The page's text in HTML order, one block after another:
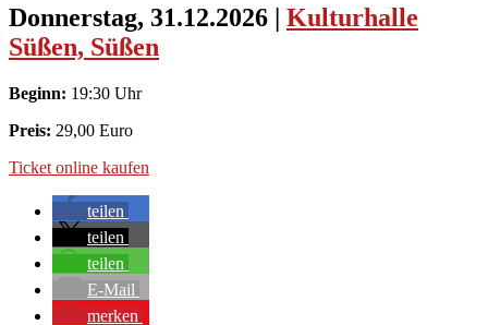
Donnerstag, 31.12.2026 | Kulturhalle
Süßen, Süßen
Beginn: 19:30 Uhr
Preis: 29,00 Euro
Ticket online kaufen
teilen
teilen
teilen
E-Mail
merken